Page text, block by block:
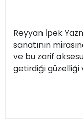
Reyyan İpek
sanatının
ve bu zarif
getirdiği güzelliği